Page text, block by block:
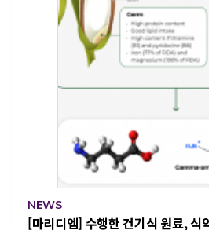
NEWS
[마리디엠] 수행한 건기식 원료,